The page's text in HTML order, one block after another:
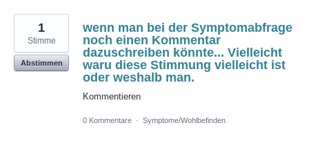
wenn man bei der Symptomabfrage
noch einen Kommentar
dazuschreiben könnte... Vielleicht
waru diese Stimmung vielleicht ist
oder weshalb man.
Kommentieren
1
Stimme
Abstimmen
0 Kommentare · Symptome/Wohlbefinden